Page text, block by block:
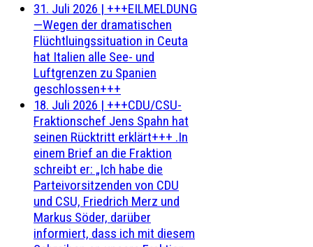
31. Juli 2026 | +++EILMELDUNG
—Wegen der dramatischen
Flüchtluingssituation in Ceuta
hat Italien alle See- und
Luftgrenzen zu Spanien
geschlossen+++
18. Juli 2026 | +++CDU/CSU-
Fraktionschef Jens Spahn hat
seinen Rücktritt erklärt+++ .In
einem Brief an die Fraktion
schreibt er: „Ich habe die
Parteivorsitzenden von CDU
und CSU, Friedrich Merz und
Markus Söder, darüber
informiert, dass ich mit diesem